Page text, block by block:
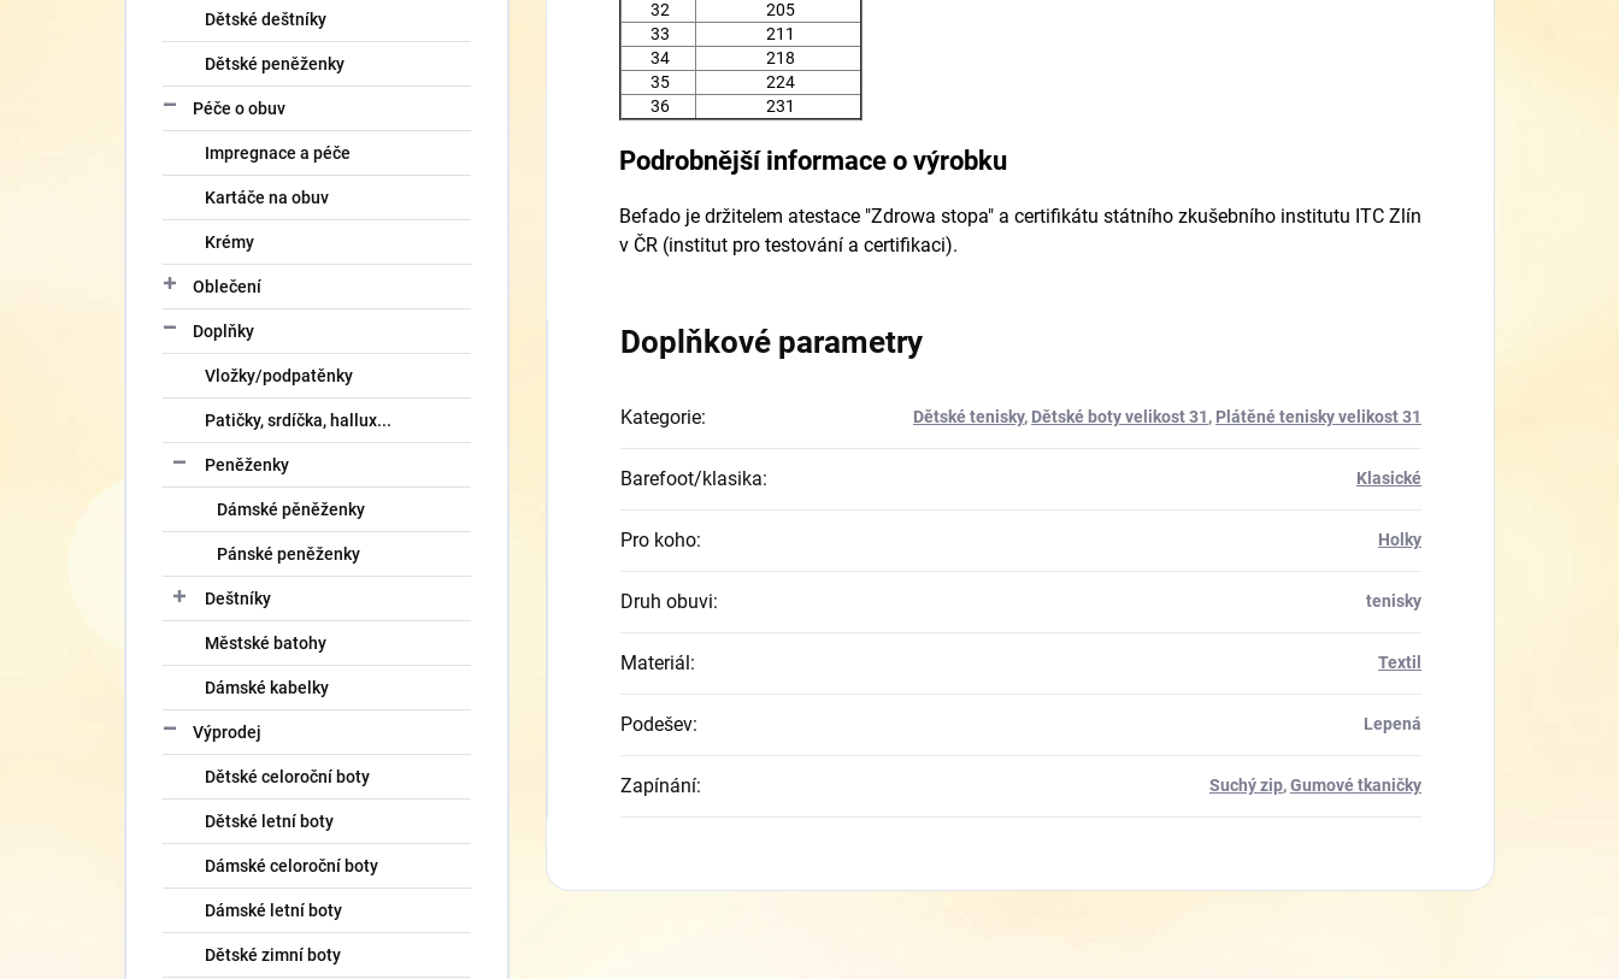
Dětské deštníky
Dětské peněženky
Péče o obuv
Impregnace a péče
Kartáče na obuv
Krémy
Oblečení
Doplňky
Vložky/podpatěnky
Patičky, srdíčka, hallux...
Peněženky
Dámské pěněženky
Pánské peněženky
Deštníky
Městské batohy
Dámské kabelky
Výprodej
Dětské celoroční boty
Dětské letní boty
Dámské celoroční boty
Dámské letní boty
Dětské zimní boty
32
205
33
211
34
218
35
224
36
231
Podrobnější informace o výrobku
Befado je držitelem atestace "Zdrowa stopa" a certifikátu státního zkušebního institutu ITC Zlín
v ČR (institut pro testování a certifikaci).
Doplňkové parametry
Kategorie: Dětské tenisky, Dětské boty velikost 31, Plátěné tenisky velikost 31
Barefoot/klasika: Klasické
Pro koho: Holky
Druh obuvi: tenisky
Materiál: Textil
Podešev: Lepená
Zapínání: Suchý zip,Gumové tkaničky